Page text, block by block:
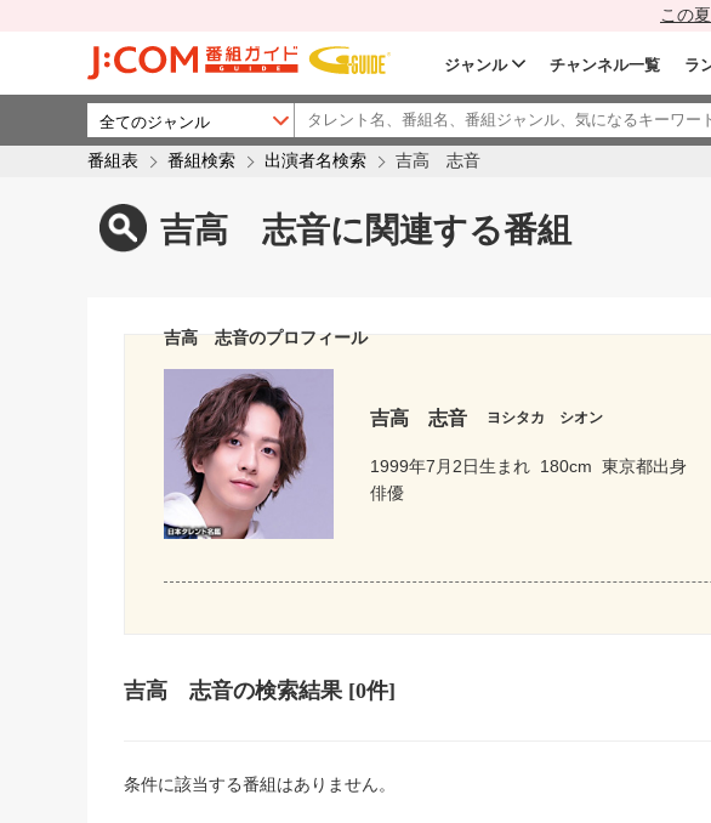
この
ジャンル チャンネル一覧 ラ
番組表 番組検索 出演者名検索 吉高 志音
吉高 志音に関連する番組
吉高 志音のプロフィール
吉高 志音 ヨシタカ シオン
1999年7月2日生まれ 180cm 東京都出身
俳優
吉高 志音の検索結果 [0件]
条件に該当する番組はありません。